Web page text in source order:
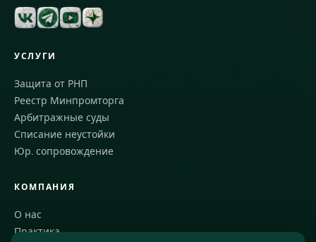
УСЛУГИ
Защита от РНП
Реестр Минпромторга
Арбитражные суды
Списание неустойки
Юр. сопровождение
КОМПАНИЯ
О нас
Практика